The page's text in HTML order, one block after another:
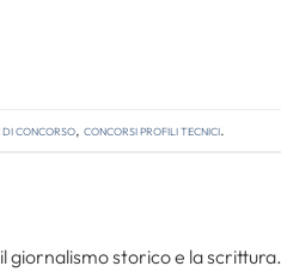
di concorso, concorsi profili tecnici.
giornalismo storico e la scrittura.